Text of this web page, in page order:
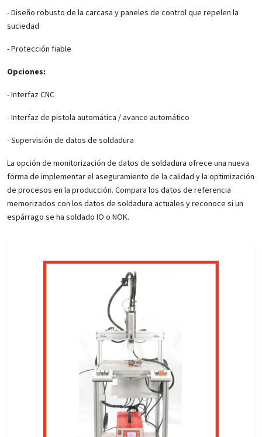
- Diseño robusto de la carcasa y paneles de control que repelen la
suciedad
- Protección fiable
Opciones:
- Interfaz CNC
- Interfaz de pistola automática / avance automático
- Supervisión de datos de soldadura
La opción de monitorización de datos de soldadura ofrece una nueva
forma de implementar el aseguramiento de la calidad y la optimización
de procesos en la producción. Compara los datos de referencia
memorizados con los datos de soldadura actuales y reconoce si un
espárrago se ha soldado IO o NOK.